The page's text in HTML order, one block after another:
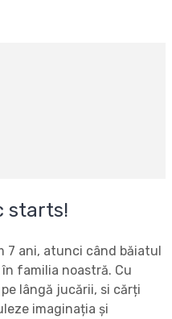
starts!
7 ani, atunci când băiatul
familia noastră. Cu
lângă jucării, si cărți
imaginația și